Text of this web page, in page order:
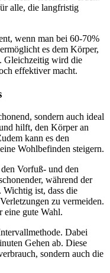
alle, die langfristig
wenn man bei 60-70%
es dem Körper,
Gleichzeitig wird die
effektiver macht.
sondern auch ideal
hilft, den Körper an
kann es den
Wohlbefinden steigern.
Vorfuß- und den
während der
ist, dass die
zu vermeiden.
eine gute Wahl.
Dabei
Gehen ab. Diese
sondern auch die